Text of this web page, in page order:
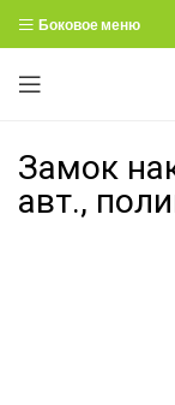
Боковое меню
Замок
авт.,